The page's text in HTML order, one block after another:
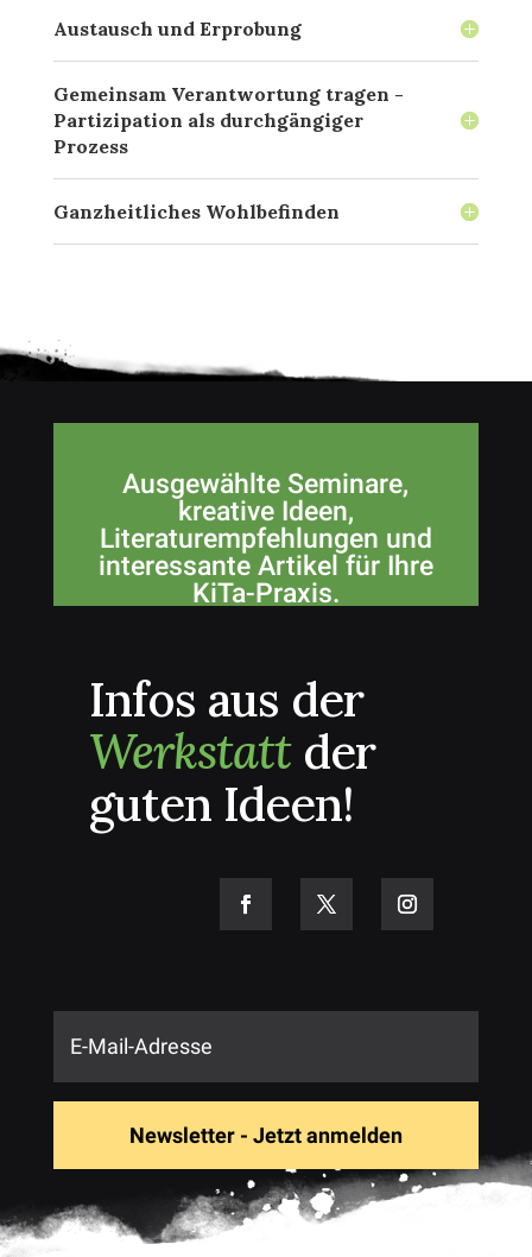
Austausch und Erprobung
Gemeinsam Verantwortung tragen -
Partizipation als durchgängiger
Prozess
Ganzheitliches Wohlbefinden
Ausgewählte Seminare,
kreative Ideen,
Literaturempfehlungen und
interessante Artikel für Ihre
KiTa-Praxis.
Infos aus der
Werkstattder
guten Ideen!
Newsletter - Jetzt anmelden